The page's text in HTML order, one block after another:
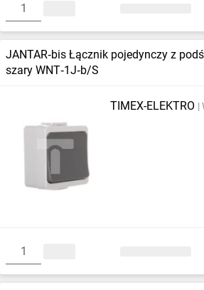
JANTAR‑bis Łącznik pojedynczy z
szary WNT‑1J‑b/S
TIMEX-ELEKTRO